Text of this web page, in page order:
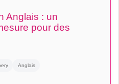
Anglais : un
pour des
Anglais